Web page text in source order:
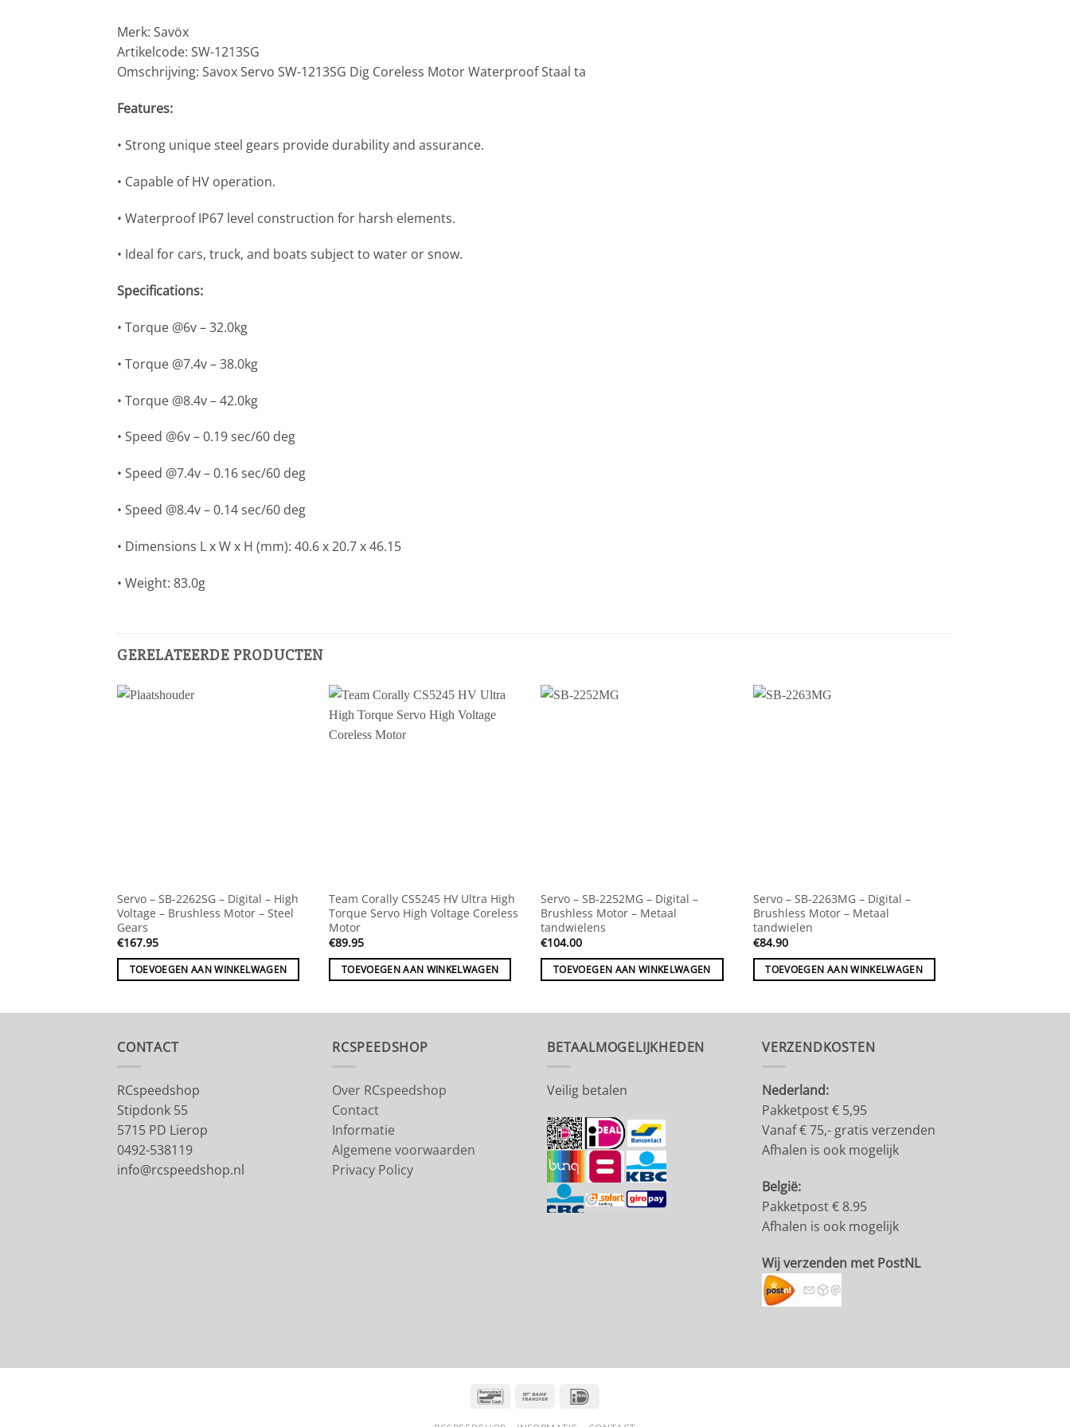
Merk: Savöx
Artikelcode: SW-1213SG
Omschrijving: Savox Servo SW-1213SG Dig Coreless Motor Waterproof Staal ta
Features:
• Strong unique steel gears provide durability and assurance.
• Capable of HV operation.
• Waterproof IP67 level construction for harsh elements.
• Ideal for cars, truck, and boats subject to water or snow.
Specifications:
• Torque @6v – 32.0kg
• Torque @7.4v – 38.0kg
• Torque @8.4v – 42.0kg
• Speed @6v – 0.19 sec/60 deg
• Speed @7.4v – 0.16 sec/60 deg
• Speed @8.4v – 0.14 sec/60 deg
• Dimensions L x W x H (mm): 40.6 x 20.7 x 46.15
• Weight: 83.0g
GERELATEERDE PRODUCTEN
Servo – SB-2262SG – Digital – High
Voltage – Brushless Motor – Steel
Gears
€167.95
TOEVOEGEN AAN WINKELWAGEN
Team Corally CS5245 HV Ultra High
Torque Servo High Voltage Coreless
Motor
€89.95
TOEVOEGEN AAN WINKELWAGEN
Servo – SB-2252MG – Digital –
Brushless Motor – Metaal
tandwielens
€104.00
TOEVOEGEN AAN WINKELWAGEN
Servo – SB-2263MG – Digital –
Brushless Motor – Metaal
tandwielen
€84.90
TOEVOEGEN AAN WINKELWAGEN
CONTACT
RCspeedshop
Stipdonk 55
5715 PD Lierop
0492-538119
info@rcspeedshop.nl
RCSPEEDSHOP
Over RCspeedshop
Contact
Informatie
Algemene voorwaarden
Privacy Policy
BETAALMOGELIJKHEDEN
Veilig betalen
VERZENDKOSTEN
Nederland:
Pakketpost € 5,95
Vanaf € 75,- gratis verzenden
Afhalen is ook mogelijk
België:
Pakketpost € 8.95
Afhalen is ook mogelijk
Wij verzenden met PostNL
BancontactBank